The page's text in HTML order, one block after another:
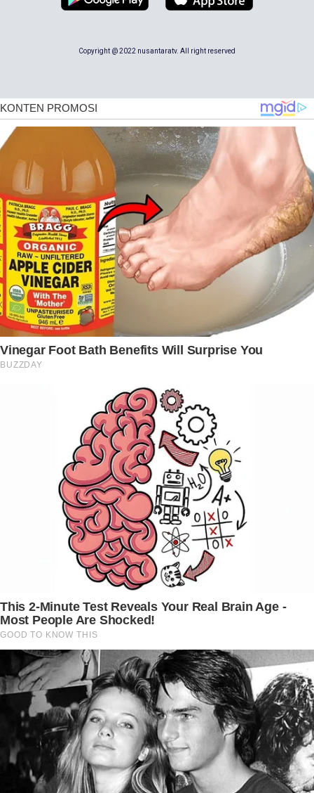
Copyright @ 2022 nusantaratv. All right reserved